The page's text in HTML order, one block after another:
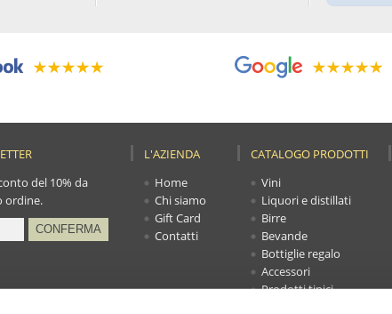
del 10% da
ordine.
L'AZIENDA
Home
Chi siamo
Gift Card
Contatti
CATALOGO PRODOTTI
Vini
Liquori e distillati
Birre
Bevande
Bottiglie regalo
Accessori
Prodotti tipici